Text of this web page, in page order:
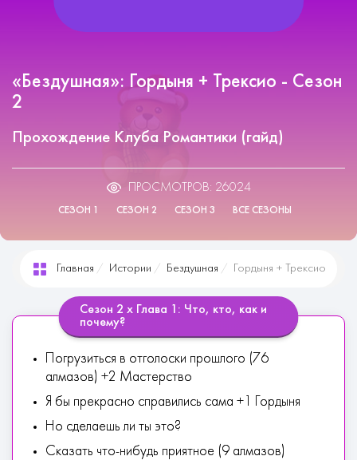
«Бездушная»: Гордыня + Трексио - Сезон
2
Прохождение Клуба Романтики (гайд)
ПРОСМОТРОВ: 26024
СЕЗОН 1 СЕЗОН 2 СЕЗОН 3 ВСЕ СЕЗОНЫ
Главная Истории Бездушная Гордыня + Трексио
Сезон 2 х Глава 1: Что, кто, как и
почему?
Погрузиться в отголоски прошлого (76
алмазов) +2 Мастерство
Я бы прекрасно справились сама +1 Гордыня
Но сделаешь ли ты это?
Сказать что-нибудь приятное (9 алмазов)